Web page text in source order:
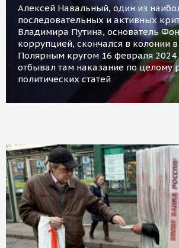
Алексей Навальный, один из
последовательных и активных
Владимира Путина, основатель
коррупцией, скончался в колонии
Полярным кругом 16 февраля 2024
отбывал там наказание по целому
политических статей